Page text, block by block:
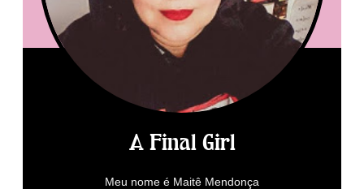
A Final Girl
Meu nome é Maitê Mendonça